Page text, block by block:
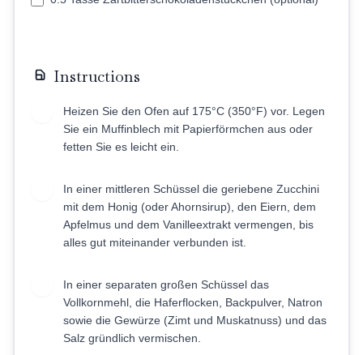
Instructions
Heizen Sie den Ofen auf 175°C (350°F) vor. Legen
Sie ein Muffinblech mit Papierförmchen aus oder
fetten Sie es leicht ein.
In einer mittleren Schüssel die geriebene Zucchini
mit dem Honig (oder Ahornsirup), den Eiern, dem
Apfelmus und dem Vanilleextrakt vermengen, bis
alles gut miteinander verbunden ist.
In einer separaten großen Schüssel das
Vollkornmehl, die Haferflocken, Backpulver, Natron
sowie die Gewürze (Zimt und Muskatnuss) und das
Salz gründlich vermischen.